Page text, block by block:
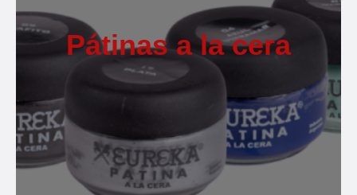
Pátinas a la cera